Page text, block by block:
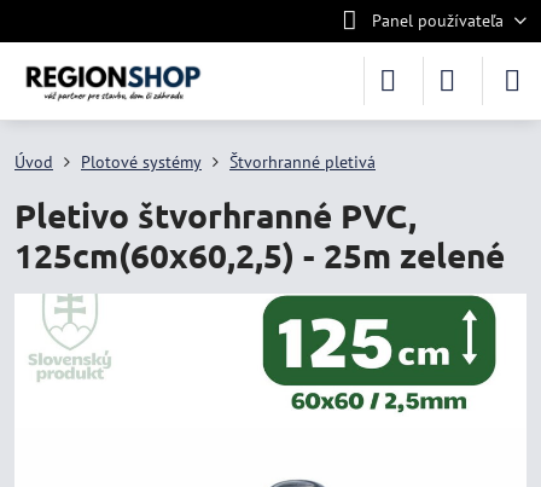
Panel používateľa
Úvod Plotové systémy Štvorhranné pletivá
Pletivo štvorhranné PVC,
125cm(60x60,2,5) - 25m zelené